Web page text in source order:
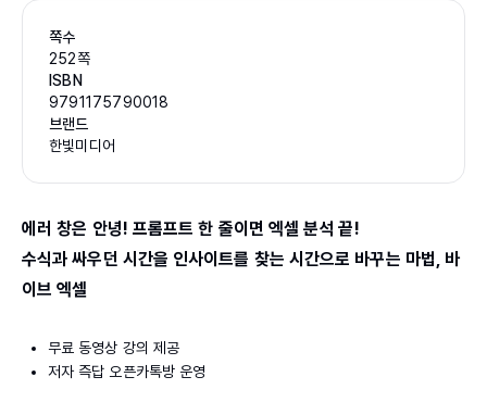
쪽수
252쪽
ISBN
9791175790018
브랜드
한빛미디어
에러 창은 안녕! 프롬프트 한 줄이면 엑셀 분석 끝!
수식과 싸우던 시간을 인사이트를 찾는 시간으로 바꾸는 마법, 바
이브 엑셀
무료 동영상 강의 제공
저자 즉답 오픈카톡방 운영